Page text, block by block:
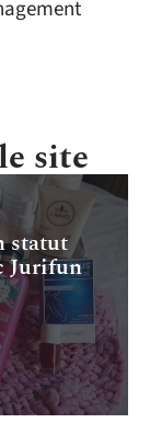
site
statut
Jurifun